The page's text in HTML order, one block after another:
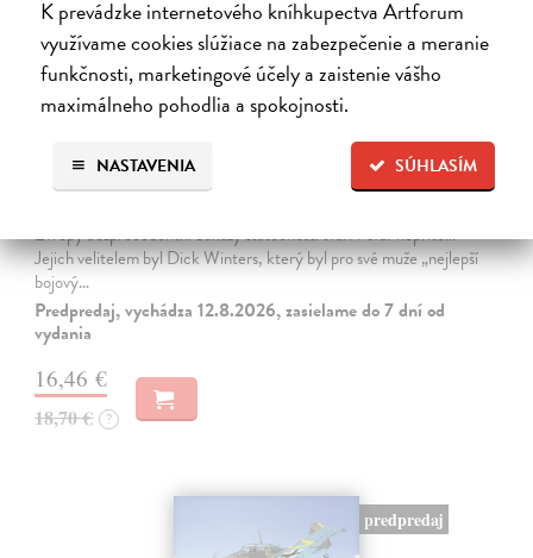
K prevádzke internetového kníhkupectva Artforum
využívame cookies slúžiace na zabezpečenie a meranie
funkčnosti, marketingové účely a zaistenie vášho
maximálneho pohodlia a spokojnosti.
SÚHLASÍM
NASTAVENIA
Bratrstvo neohrožených: Velitel
Kingseed Cole C., Winters Richard Davis
| Kniha
Evropy bezprecedentní důkazy statečnosti tváří v tvář nepříteli.
Jejich velitelem byl Dick Winters, který byl pro své muže „nejlepší
bojový…
Predpredaj, vychádza 12.8.2026, zasielame do 7 dní od
vydania
16,46 €
18,70 € ?
predpredaj